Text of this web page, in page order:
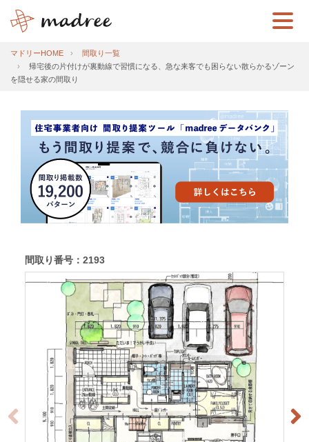
マドリーHOME
間取り一覧
帰宅後の片付けが裏動線で習慣になる、急な来客でも困らない散らかるゾーン
を隠せる家の間取り
間取り番号：2193